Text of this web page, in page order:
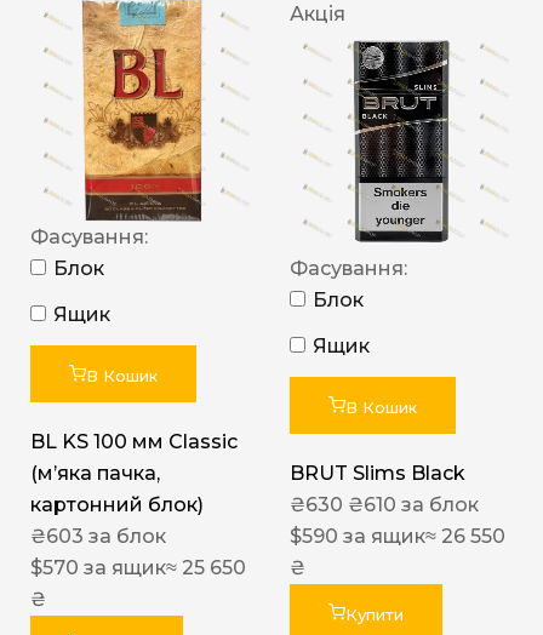
Фасування:
Блок
Ящик
В Кошик
BL KS 100 мм Classic
(м’яка пачка,
картонний блок)
₴603 за блок
$570 за ящик≈ 25 650
₴
Акція
Фасування:
Блок
Ящик
В Кошик
BRUT Slims Black
₴630 ₴610 за блок
$590 за ящик≈ 26 550
₴
Купити